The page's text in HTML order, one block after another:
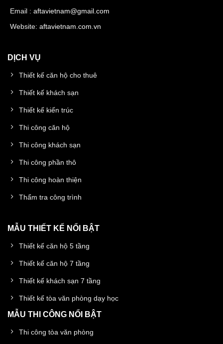
Email : aftavietnam@gmail.com
Website: aftavietnam.com.vn
DỊCH VỤ
Thiết kế căn hộ cho thuê
Thiết kế khách sạn
Thiết kế kiến trúc
Thi công căn hộ
Thi công khách sạn
Thi công phần thô
Thi công hoàn thiện
Thẩm tra công trình
MẪU THIẾT KẾ NỔI BẬT
Thiết kế căn hộ 5 tầng
Thiết kế căn hộ 7 tầng
Thiết kế khách sạn 7 tầng
Thiết kế tòa văn phòng dạy học
MẪU THI CÔNG NỔI BẬT
Thi công tòa văn phòng